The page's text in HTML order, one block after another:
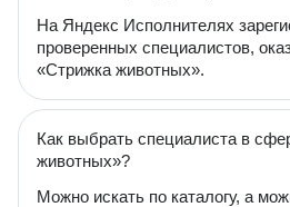
На Яндекс Исполнителях
проверенных специалистов,
«Стрижка животных».
Как выбрать специалиста в
животных»?
Можно искать по каталогу, а